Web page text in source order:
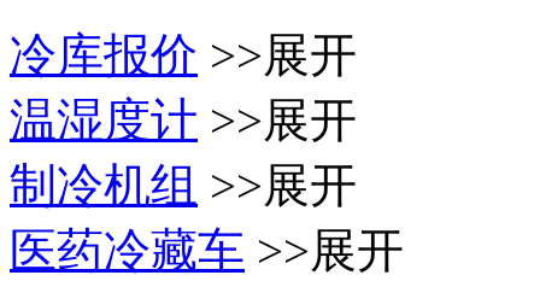
冷库报价 >>展开
温湿度计 >>展开
制冷机组 >>展开
医药冷藏车 >>展开